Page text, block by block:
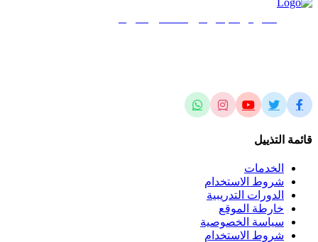
قائمة التذييل
الخدمات
شروط الاستخدام
الدورات التدريبية
خارطة الموقع
سياسة الخصوصية
شروط الاستخدام